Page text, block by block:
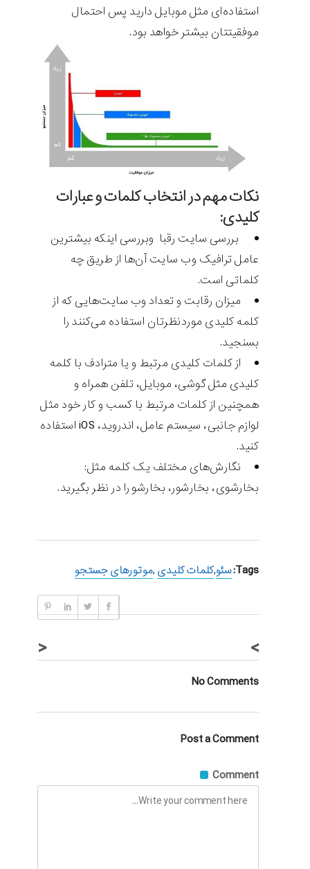
استفاده‌ای مثل موبایل دارید پس احتمال
موفقیت‎تان بیشتر خواهد بود.
نکات مهم در انتخاب کلمات و عبارات
کلیدی:
بررسی سایت رقبا وبررسی اینکه بیشترین
عامل ترافیک وب سایت آن‌ها از طریق چه
کلماتی است.
میزان رقابت و تعداد وب سایت‌هایی که از
کلمه کلیدی موردنظرتان استفاده می‌کنند را
بسنجید.
از کلمات کلیدی مرتبط و یا مترادف با کلمه
کلیدی مثل گوشی، موبایل، تلفن همراه و
همچنین از کلمات مرتبط با کسب و کار خود مثل
لوازم جانبی، سیستم عامل، اندروید، iOS استفاده
کنید.
نگارش‌های مختلف یک کلمه مثل:
بخارشوی، بخارشور، بخارشو را در نظر بگیرید.
Tags: سئو,کلمات کلیدی ,موتورهای جستجو
< >
No Comments
Post a Comment
Comment